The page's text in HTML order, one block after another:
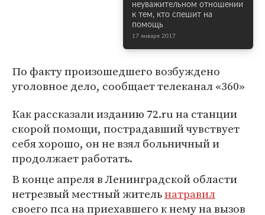
неуважительном отношении
к тем, кто спешит на
помощь
17 января 2017
По факту произошедшего возбуждено
уголовное дело, сообщает телеканал «360»
Как рассказали изданию 72.ru на станции
скорой помощи, пострадавший чувствует
себя хорошо, он не взял больничный и
продолжает работать.
В конце апреля в Ленинградской области
нетрезвый местный жительнатравил
своего пса на приехавшего к нему на вызов